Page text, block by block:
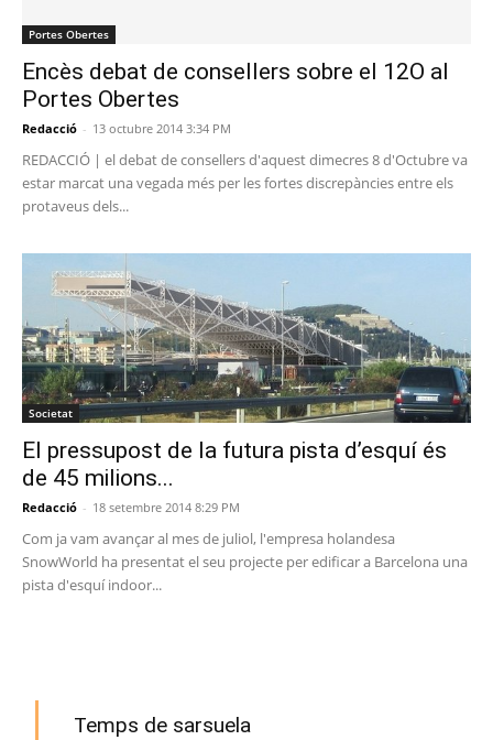
Portes Obertes
Encès debat de consellers sobre el 12O al
Portes Obertes
Redacció - 13 octubre 2014 3:34 PM
REDACCIÓ | el debat de consellers d'aquest dimecres 8 d'Octubre va
estar marcat una vegada més per les fortes discrepàncies entre els
protaveus dels...
Societat
El pressupost de la futura pista d’esquí és
de 45 milions...
Redacció - 18 setembre 2014 8:29 PM
Com ja vam avançar al mes de juliol, l'empresa holandesa
SnowWorld ha presentat el seu projecte per edificar a Barcelona una
pista d'esquí indoor...
Temps de sarsuela